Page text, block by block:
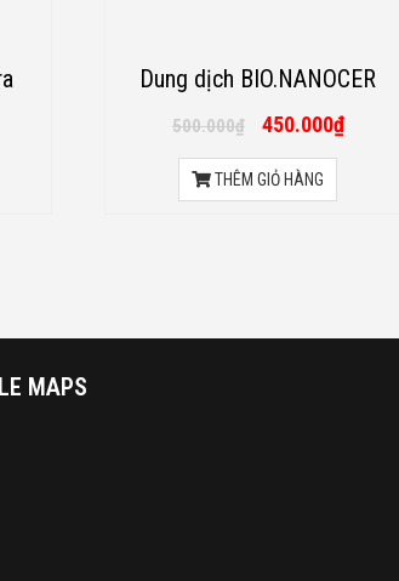
Dung dịch BIO.NANOCER
500.000₫ 450.000₫
THÊM GIỎ HÀNG
MAPS